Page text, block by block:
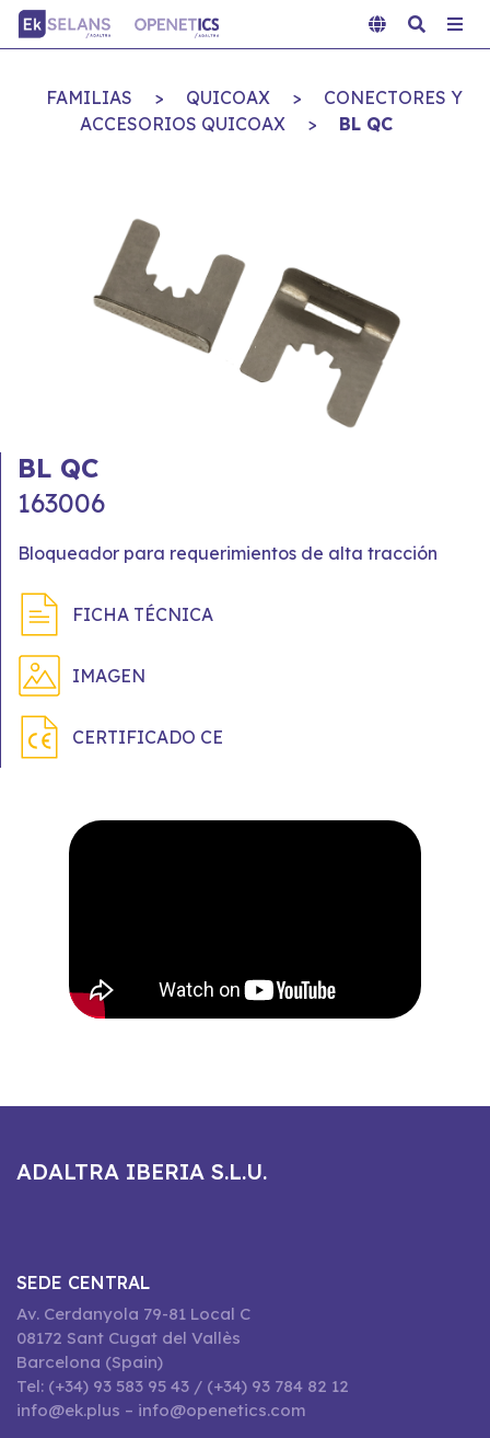
FAMILIAS > QUICOAX >
CONECTORES Y
ACCESORIOS QUICOAX
> BL QC
BL QC
163006
Bloqueador para requerimientos de alta tracción
FICHA TÉCNICA
IMAGEN
CERTIFICADO CE
ADALTRA IBERIA S.L.U.
SEDE CENTRAL
Av. Cerdanyola 79-81 Local C
08172 Sant Cugat del Vallès
Barcelona (Spain)
Tel: (+34) 93 583 95 43 / (+34) 93 784 82 12
info@ek.plus – info@openetics.com